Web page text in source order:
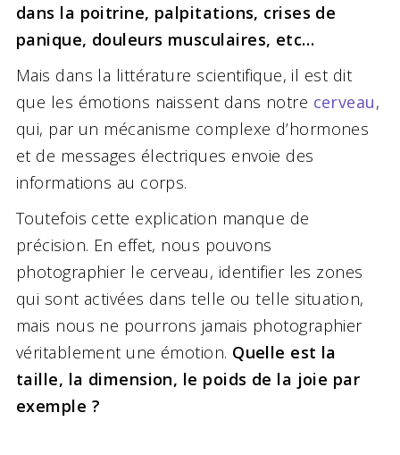
dans la poitrine, palpitations, crises de
panique, douleurs musculaires, etc…
Mais dans la littérature scientifique, il est dit
que les émotions naissent dans notre cerveau,
qui, par un mécanisme complexe d’hormones
et de messages électriques envoie des
informations au corps.
Toutefois cette explication manque de
précision. En effet, nous pouvons
photographier le cerveau, identifier les zones
qui sont activées dans telle ou telle situation,
mais nous ne pourrons jamais photographier
véritablement une émotion. Quelle est la
taille, la dimension, le poids de la joie par
exemple ?